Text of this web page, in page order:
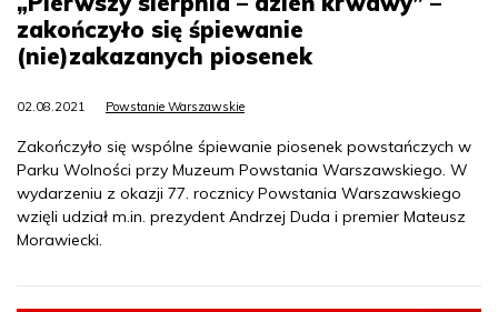
zakończyło się śpiewanie
(nie)zakazanych piosenek
02.08.2021 Powstanie Warszawskie
Zakończyło się wspólne śpiewanie piosenek powstańczych w
Parku Wolności przy Muzeum Powstania Warszawskiego. W
wydarzeniu z okazji 77. rocznicy Powstania Warszawskiego
wzięli udział m.in. prezydent Andrzej Duda i premier Mateusz
Morawiecki.